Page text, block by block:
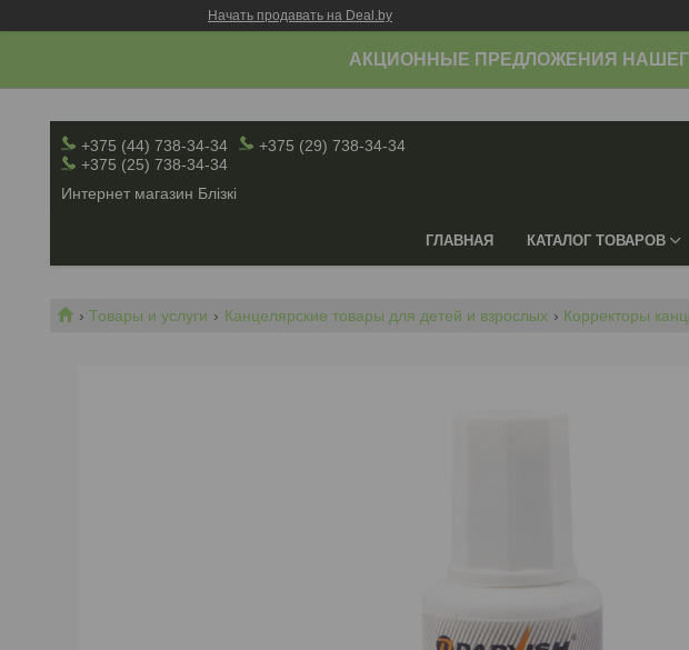
Начать продавать на Deal.by
АКЦИОННЫЕ ПРЕДЛОЖЕНИЯ
+375 (44) 738-34-34
+375 (29) 738-34-34
+375 (25) 738-34-34
Интернет магазин Блiзкi
ГЛАВНАЯ КАТАЛОГ ТОВАРОВ
Товары и услуги Канцелярские товары для детей и взрослых Корректоры